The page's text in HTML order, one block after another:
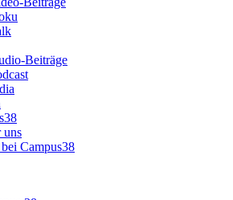
Beiträge
uns
Campus38